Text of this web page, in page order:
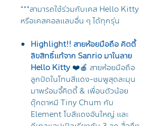
***สามารถใช้ร่วมกับเคส Hello Kitty
หรือเคสคอลแลบอื่น ๆ ได้ทุกรุ่น
Highlight!! สายห้อยมือถือ คิตตี้
ลิขสิทธิ์แท้จาก Sanrio มาในลาย
Hello Kitty❤️🍎 สายห้อยมือถือ
ลูกปัดในโทนสีแดง-ชมพูสุดละมุน
มาพร้อมจี้คิตตี้ & เพื่อนตัวน้อย
ตุ๊กตาหมี Tiny Chum กับ
Element โบสีแดงอันใหญ่ และ